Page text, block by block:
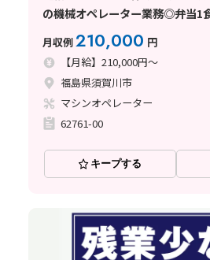
の機械オペレーター業務◎弁当1
月収例210,000 円
【月給】210,000円～
福島県須賀川市
マシンオペレーター
62761-00
キープする